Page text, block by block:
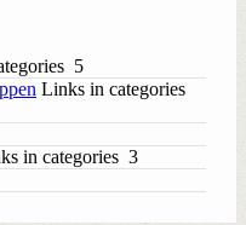
5
Links in categories
in categories 3